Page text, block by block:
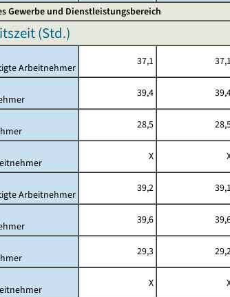
Gewerbe und Dienstleistungsbereich
(Std.)
Arbeitnehmer
37,1
39,4
28,5
X
Arbeitnehmer
39,2
39,6
29,3
X